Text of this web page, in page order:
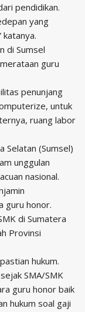
pendidikan.
yang
di Sumsel
guru
penunjang
untuk
ruang labor
Selatan (Sumsel)
unggulan
nasional.
guru honor.
di Sumatera
Provinsi
hukum.
SMA/SMK
guru honor baik
hukum soal gaji